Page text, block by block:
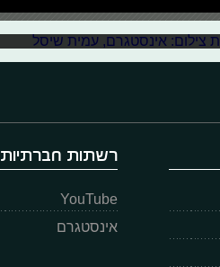
בשנים הקרובות. אל תשכחו
רשתות חברתיות
YouTube
אינסטגרם